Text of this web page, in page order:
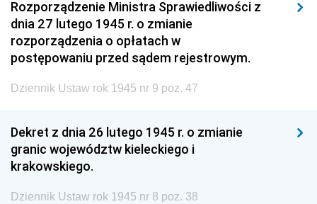
Rozporządzenie Ministra Sprawiedliwości z
dnia 27 lutego 1945 r. o zmianie
rozporządzenia o opłatach w
postępowaniu przed sądem rejestrowym.
Dziennik Ustaw rok 1945 nr 9 poz. 47
Dekret z dnia 26 lutego 1945 r. o zmianie
granic województw kieleckiego i
krakowskiego.
Dziennik Ustaw rok 1945 nr 8 poz. 38